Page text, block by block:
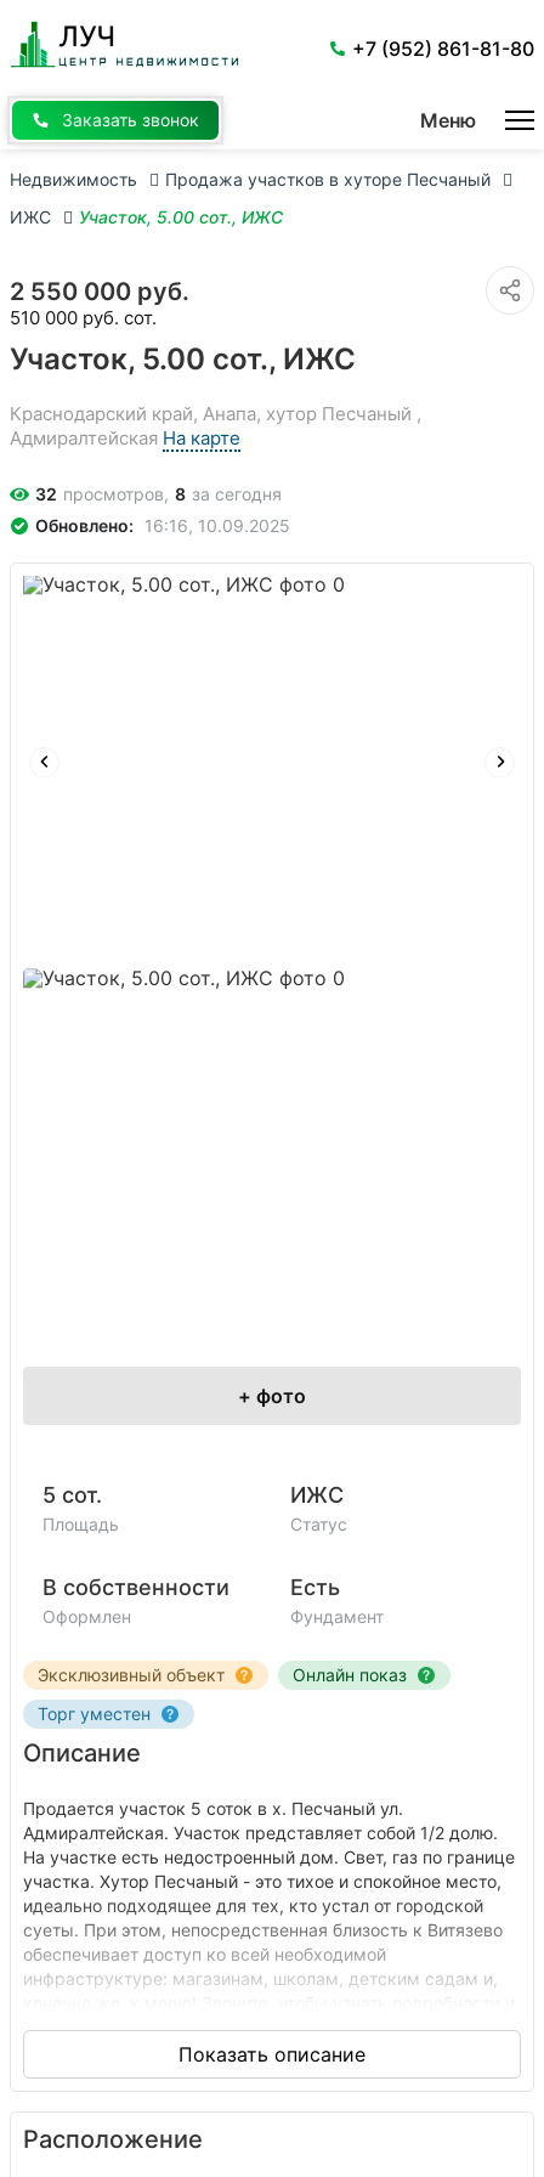
основному
содержанию
Заказать звонок
+7 (952) 861-81-80
Меню
Недвижимость
Продажа участков в хуторе Песчаный
ИЖС
Участок, 5.00 сот., ИЖС
Участок, 5.00 сот., ИЖС
2 550 000 руб.
Краснодарский край, Анапа, хутор Песчаный ,
Адмиралтейская На карте
510 000 руб. сот.
32 просмотров, 8 за сегодня
Обновлено:
16:16, 10.09.2025
Эксклюзивный объект
Онлайн показ
Торг уместен
+ фото
5 сот.
Площадь
ИЖС
Статус
В собственности
Оформлен
Есть
Фундамент
Описание
Продается участок 5 соток в х. Песчаный ул.
Адмиралтейская. Участок представляет собой 1/2 долю.
На участке есть недостроенный дом. Свет, газ по границе
участка. Хутор Песчаный - это тихое и спокойное место,
идеально подходящее для тех, кто устал от городской
суеты. При этом, непосредственная близость к Витязево
обеспечивает доступ ко всей необходимой
инфраструктуре: магазинам, школам, детским садам и,
договориться о просмотре.
Расположение